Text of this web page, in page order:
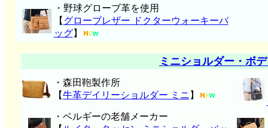
・野球グローブ革を使用
【 グローブレザー ドクターウォーキーバ
ッグ】
ミニショルダー・ボ
・森田鞄製作所
【牛革デイリーショルダー ミニ 】
・ベルギーの老舗メーカー